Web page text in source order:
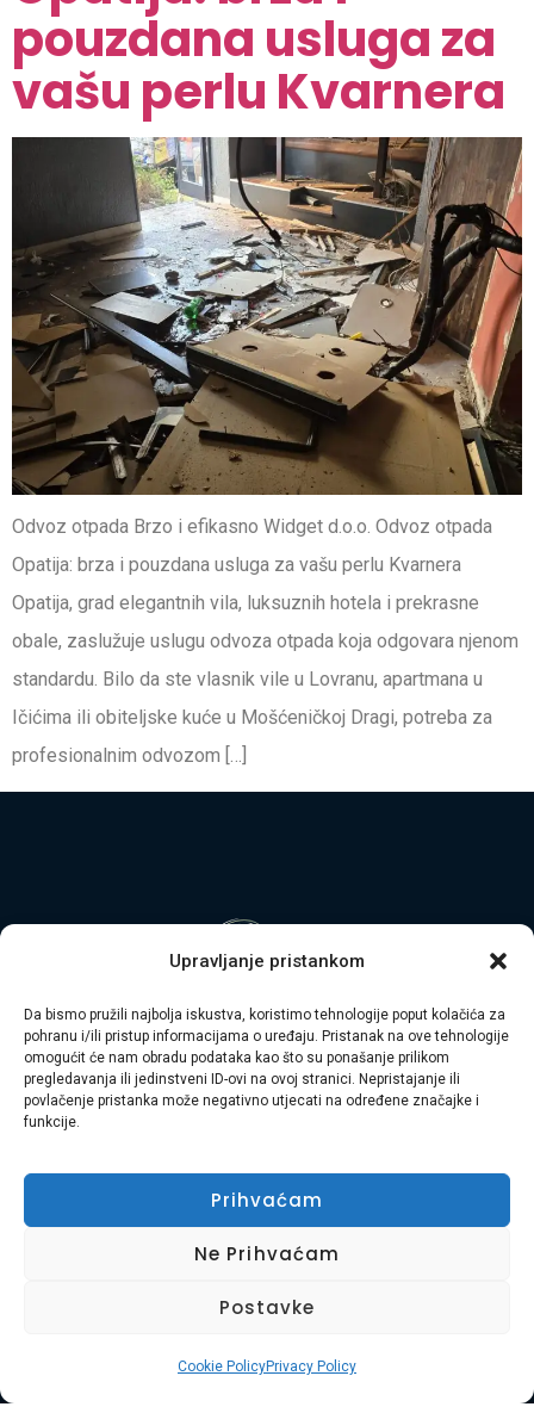
Upravljanje pristankom
Da bismo pružili najbolja iskustva, koristimo tehnologije poput kolačića za
pohranu i/ili pristup informacijama o uređaju. Pristanak na ove tehnologije
omogućit će nam obradu podataka kao što su ponašanje prilikom
pregledavanja ili jedinstveni ID-ovi na ovoj stranici. Nepristajanje ili
povlačenje pristanka može negativno utjecati na određene značajke i
funkcije.
Prihvaćam
Ne Prihvaćam
Postavke
Cookie PolicyPrivacy Policy
pouzdana usluga za
vašu perlu Kvarnera
Odvoz otpada Brzo i efikasno Widget d.o.o. Odvoz otpada
Opatija: brza i pouzdana usluga za vašu perlu Kvarnera
Opatija, grad elegantnih vila, luksuznih hotela i prekrasne
obale, zaslužuje uslugu odvoza otpada koja odgovara njenom
standardu. Bilo da ste vlasnik vile u Lovranu, apartmana u
Ičićima ili obiteljske kuće u Mošćeničkoj Dragi, potreba za
profesionalnim odvozom […]
NaslovnicaO NamaNaše Usluge
KontaktUvjeti KorištenjaKolačići
pridržana.
Usluga Braća d.o.o. je obiteljska tvrtka s 8 godina
otpada, čišćenja i uređenja okoliša diljem
Primorsko-goranske županije i Istre. Naša misija je